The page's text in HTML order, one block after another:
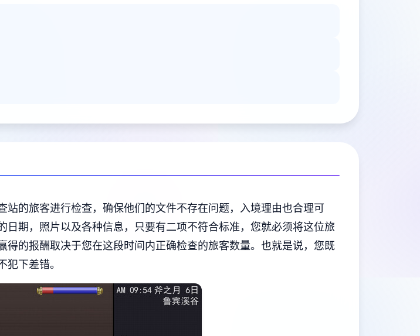
的旅客进行检查，确保他们的文件不存在问题，入境理由也合理可
期，照片以及各种信息，只要有二项不符合标准，您就必须将这位旅
的报酬取决于您在这段时间内正确检查的旅客数量。也就是说，您既
下差错。